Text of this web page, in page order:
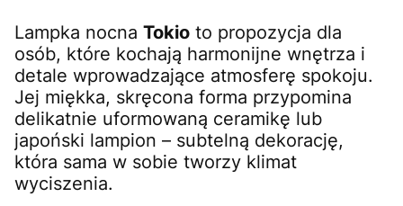
Lampka nocna Tokio to propozycja dla
osób, które kochają harmonijne wnętrza i
detale wprowadzające atmosferę spokoju.
Jej miękka, skręcona forma przypomina
delikatnie uformowaną ceramikę lub
japoński lampion – subtelną dekorację,
która sama w sobie tworzy klimat
wyciszenia.